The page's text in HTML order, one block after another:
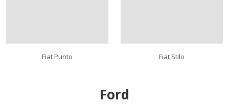
Fiat Punto Fiat Stilo
Ford